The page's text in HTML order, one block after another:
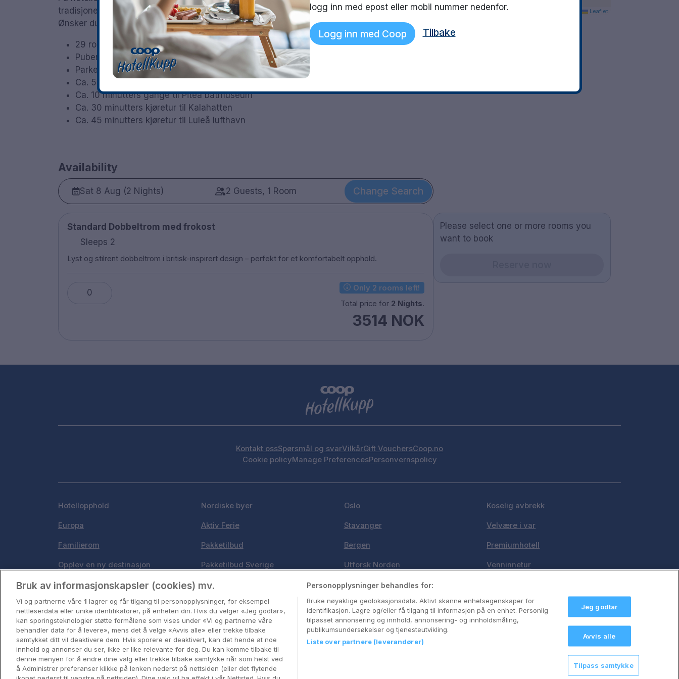
tradisjonelle pubretter og et bredt utvalg av drikke i en hyggelig og avslappet atmosfære.
Ønsker du å utforske området, ligger utsiktsfjellet Kalahatten bare en kort kjøretur unna.
29 rom
Puben er stengt på julaften og første nyttårsdag
Parkering er tilgjengelig mot en avgift
Ca. 5 minutters gange til Piteå stadskyrka
Ca. 10 minutters gange til Piteå båtmuseum
Ca. 30 minutters kjøretur til Kalahatten
Ca. 45 minutters kjøretur til Luleå lufthavn
Availability
Sat 8 Aug (2 Nights) 2 Guests, 1 Room Change Search
Standard Dobbeltrom med frokost
Sleeps 2
Lyst og stilrent dobbeltrom i britisk-inspirert design – perfekt for et komfortabelt opphold.
0
Only 2 rooms left!
Total price for 2 Nights.
3514 NOK
Leaflet
Please select one or more rooms you
want to book
logg inn med epost eller mobil nummer nedenfor.
Logg inn med Coop Tilbake
Kontakt ossSpørsmål og svarVilkårGift VouchersCoop.no
Cookie policyManage PreferencesPersonvernspolicy
Hotellopphold
Europa
Familierom
Opplev en ny destinasjon
Norges beste reisemål
Storbyweekend
Nordiske byer
Aktiv Ferie
Pakketilbud
Pakketilbud Sverige
Byferie i Norge
Kystdestinasjoner
Oslo
Stavanger
Bergen
Utforsk Norden
Om Coop HotellKupp
Konkurranse
Koselig avbrekk
Velvære i var
Premiumhotell
Venninnetur
Reservasjonsspørsmål:
Hotellsupport:
Bruk av informasjonskapsler (cookies) mv.
Vi og partnerne våre 1 lagrer og får tilgang til personopplysninger, for eksempel
nettleserdata eller unike identifikatorer, på enheten din. Hvis du velger «Jeg godtar»,
kan sporingsteknologier støtte formålene som vises under «Vi og partnerne våre
behandler data for å levere», mens det å velge «Avvis alle» eller trekke tilbake
samtykket ditt vil deaktivere dem. Hvis sporere er deaktivert, kan det hende at noe
innhold og annonser du ser, ikke er like relevante for deg. Du kan komme tilbake til
denne menyen for å endre dine valg eller trekke tilbake samtykke når som helst ved
å Administrer preferanser klikke på lenken nederst på nettsiden (eller det flytende
Personopplysninger behandles for:
Bruke nøyaktige geolokasjonsdata. Aktivt skanne enhetsegenskaper for
identifikasjon. Lagre og/eller få tilgang til informasjon på en enhet. Personlig
tilpasset annonsering og innhold, annonsering- og innholdsmåling,
publikumsundersøkelser og tjenesteutvikling.
Liste over partnere (leverandører)
Jeg godtar
Avvis alle
Tilpass samtykke